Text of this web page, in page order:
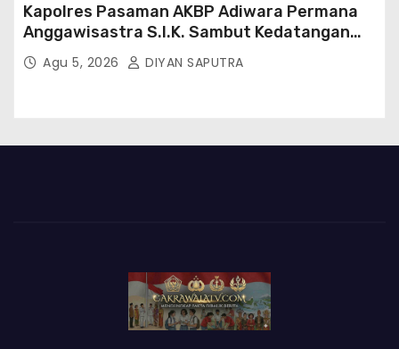
Kapolres Pasaman AKBP Adiwara Permana
Anggawisastra S.I.K. Sambut Kedatangan
Kepala Cakrawala Tv Sumatera Barat
Agu 5, 2026 DIYAN SAPUTRA